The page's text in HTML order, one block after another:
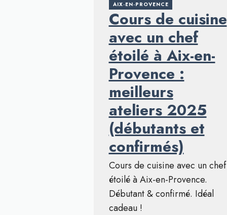
AIX-EN-PROVENCE
Cours de cuisine
avec un chef
étoilé à Aix-en-
Provence :
meilleurs
ateliers 2025
(débutants et
confirmés)
Cours de cuisine avec un chef
étoilé à Aix-en-Provence.
Débutant & confirmé. Idéal
cadeau !